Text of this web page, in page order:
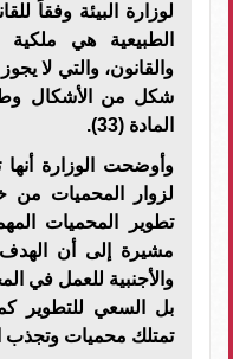
لوزارة البيئة وفقاً
الطبيعية هي ملكية
والقانون، والتي لا يجوز
شكل من الأشكال
المادة (33).
وأوضحت الوزارة
لزوار المحميات
تطوير المحميات
مشيرة إلى أن
والأجنبية للعمل في
بل السعي للتطوير
تمتلك محميات وتجذب